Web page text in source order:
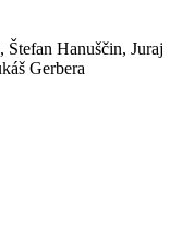
Hanuščin, Juraj
Gerbera